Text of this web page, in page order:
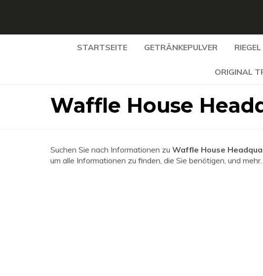
STARTSEITE GETRÄNKEPULVER RIEGEL
ORIGINAL
Waffle House
Suchen Sie nach Informationen zu Waffle House
um alle Informationen zu finden, die Sie benötigen, und mehr.